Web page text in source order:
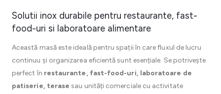
Solutii inox durabile pentru restaurante, fast-
food-uri si laboratoare alimentare
Această masă este ideală pentru spații în care fluxul de lucru
continuu și organizarea eficientă sunt esențiale. Se potrivește
perfect în restaurante, fast-food-uri, laboratoare de
patiserie, terase sau unități comerciale cu activitate